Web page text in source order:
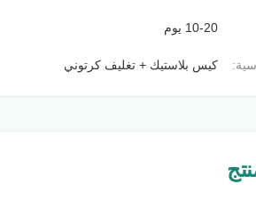
10-20 يوم
كيس بلاستيك + تغليف كرتوني